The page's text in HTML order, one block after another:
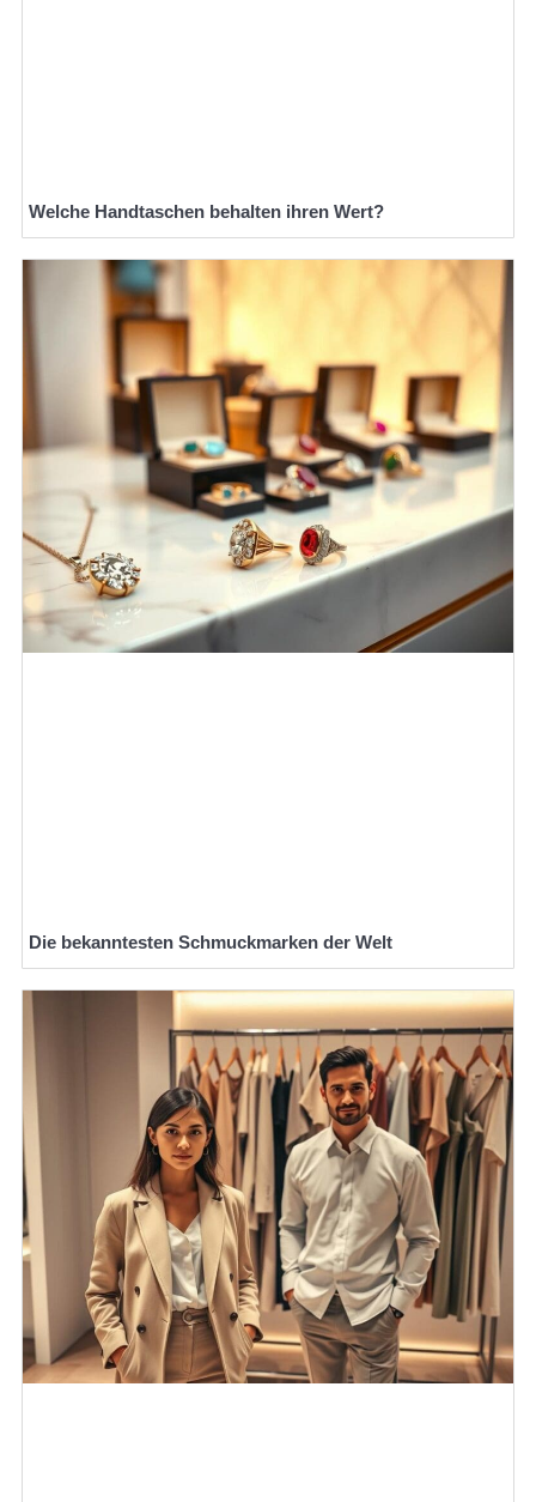
Welche Handtaschen behalten ihren Wert?
Die bekanntesten Schmuckmarken der Welt